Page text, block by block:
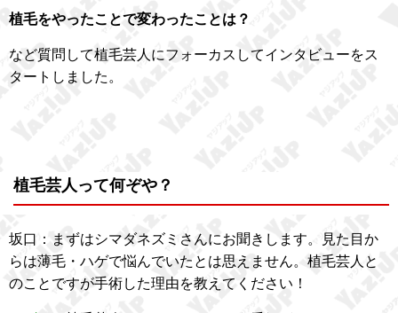
植毛をやったことで変わったことは？
など質問して植毛芸人にフォーカスしてインタビューをス
タートしました。
植毛芸人って何ぞや？
坂口：まずはシマダネズミさんにお聞きします。見た目か
らは薄毛・ハゲで悩んでいたとは思えません。植毛芸人と
のことですが手術した理由を教えてください！